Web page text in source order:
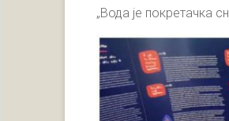
„Вода је покретачка